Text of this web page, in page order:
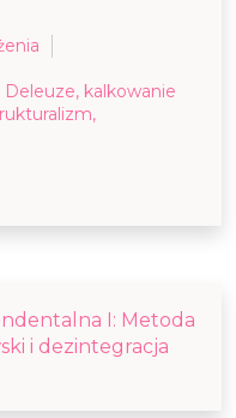
Deleuze, kalkowanie
,
I: Metoda
i dezintegracja